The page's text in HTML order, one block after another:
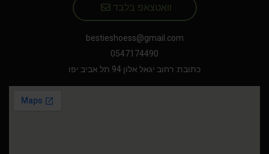
וואטצאפ בלבד
bestieshoess@gmail.com
0547174490
כתובת: רחוב יגאל אלון 94 תל אביב יפו